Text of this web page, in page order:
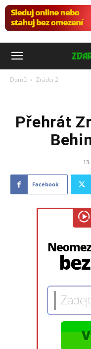
ZdarmaSeriály.cz
Domů Zrádci 2
Přehrát
Facebook